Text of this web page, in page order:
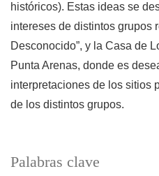
Palabras clave
históricos). Estas ideas se
intereses de distintos grupos
Desconocido”, y la Casa de
Punta Arenas, donde es
interpretaciones de los sitios
de los distintos grupos.